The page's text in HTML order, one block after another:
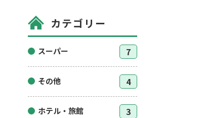
カテゴリー
スーパー 7
その他 4
ホテル・旅館 3